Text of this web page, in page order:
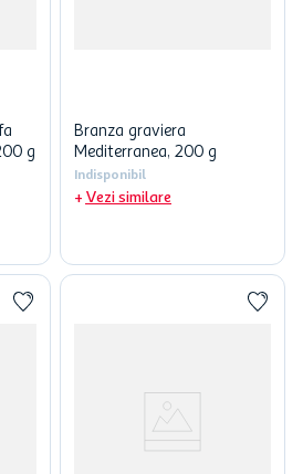
g
Branza graviera
Mediterranea, 200 g
Indisponibil
Vezi similare